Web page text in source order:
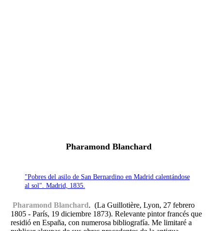
Pharamond Blanchard
"Pobres del asilo de San Bernardino en Madrid calentándose
al sol". Madrid, 1835.
Pharamond Blanchard. (La Guillotière, Lyon, 27 febrero
1805 - París, 19 diciembre 1873). Relevante pintor francés que
residió en España, con numerosa bibliografía. Me limitaré a